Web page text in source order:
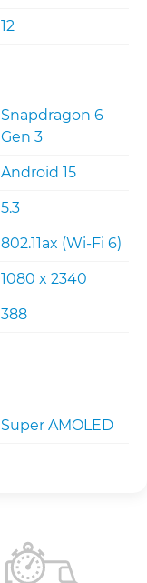
12
Snapdragon 6
Gen 3
Android 15
5.3
802.11ax (Wi-Fi 6)
1080 x 2340
388
Super AMOLED